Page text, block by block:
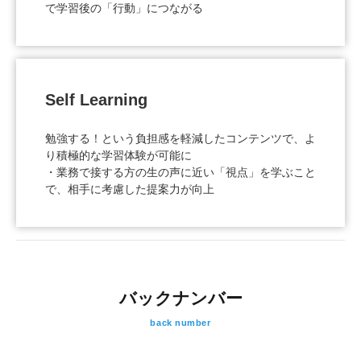
で学習後の「行動」につながる
Self Learning
勉強する！という負担感を軽減したコンテンツで、よ
り積極的な学習体験が可能に
・業務で接する方の生の声に近い「視点」を学ぶこと
で、相手に考慮した提案力が向上
バックナンバー
back number